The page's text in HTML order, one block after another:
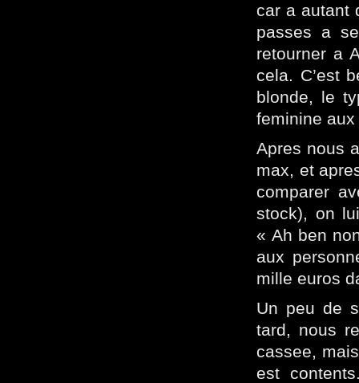
car a autant
passes a
retourner a
cela. C’est
blonde, le
feminine
Apres nous
max, et
comparer
stock), on
« Ah ben
aux
mille euros
Un peu de
tard, nous
cassee,
est